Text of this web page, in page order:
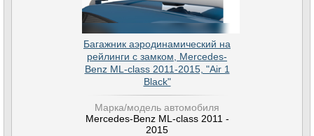
Багажник аэродинамический на
рейлинги с замком, Mercedes-
Benz ML-class 2011-2015, "Air 1
Black"
Марка/модель автомобиля
Mercedes-Benz ML-class 2011 -
2015